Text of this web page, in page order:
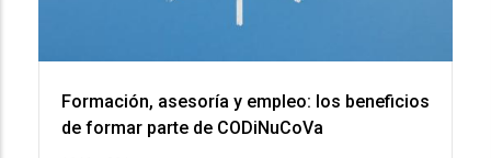
Formación, asesoría y empleo: los beneficios
de formar parte de CODiNuCoVa